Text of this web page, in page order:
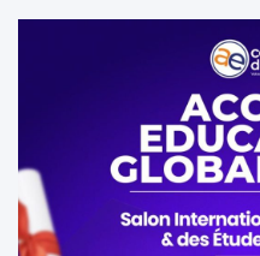
publications